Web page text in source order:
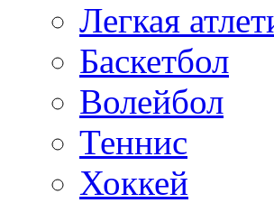
Легкая
Баскетбол
Волейбол
Теннис
Хоккей